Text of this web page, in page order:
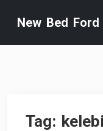
content
New Bed Ford
Tag: